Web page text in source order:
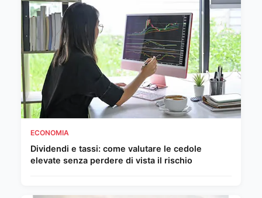
ECONOMIA
Dividendi e tassi: come valutare le cedole
elevate senza perdere di vista il rischio